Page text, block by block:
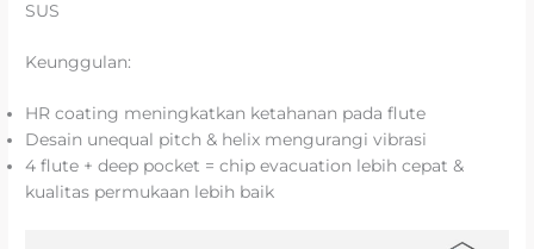
SUS
Keunggulan:
HR coating meningkatkan ketahanan pada flute
Desain unequal pitch & helix mengurangi vibrasi
4 flute + deep pocket = chip evacuation lebih cepat &
kualitas permukaan lebih baik